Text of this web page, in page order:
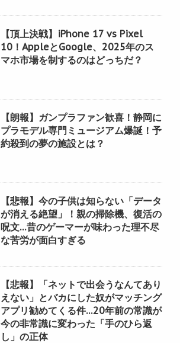
【頂上決戦】iPhone 17 vs Pixel
10！AppleとGoogle、2025年のス
マホ市場を制するのはどっちだ？
【朗報】ガンプラファン歓喜！静岡に
プラモデル専門ミュージアム爆誕！予
約殺到の夢の施設とは？
【悲報】今の子供は知らない「データ
が消える絶望」！親の掃除機、復活の
呪文…昔のゲーマーが味わった理不尽
な苦労が面白すぎる
【悲報】「ネットで出会うなんてあり
えない」とバカにした奴がマッチング
アプリ勧めてくる件…20年前の常識が
今の非常識に変わった「手のひら返
し」の正体